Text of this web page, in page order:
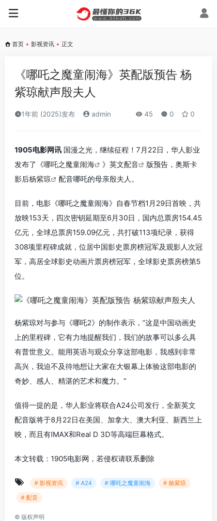
首页 • 影视资讯 • 正文
《哪吒之魔童闹海》英配版预告 杨
紫琼献声殷夫人
1年前 (2025)发布 admin 45 0 0
1905电影网讯 国漫之光，继续征程！7月22日，华人影业
发布了《哪吒之魔童闹海 》英文配音
版预告，奥斯卡
影后杨紫琼 配音哪吒的母亲殷夫人。
目前，电影《哪吒之魔童闹海》自春节档1月29日首映，共
放映153天，四次密钥延期至6月30日，国内总票房154.45
亿元，全球总票房159.09亿元，共打破113项纪录，获得
308项里程碑成就，位居中国影史票房榜冠军及观影人次冠
军，高居全球影史动画片票房榜冠军，全球影史票房榜第5
位。
杨紫琼对与参与《哪吒2》的制作表示，“这是中国动画史
上的里程碑，它有力地提醒我们，我们的故事可以多么具
有普世意义。能用英语与观众分享这部电影，我感到非常
高兴，我迫不及待地想让大家在大银幕上体验这部电影的
奇妙、感人、精湛的艺术和魔力。”
值得一提的是，华人影业将联合A24公司发行，全新英文
配音版将于8月22日在美国、加拿大、澳大利亚、新西兰上
映，而且有IMAX和Real D 3D等高端巨幕格式。
本文转载：1905电影网，若侵权请联系删除
# 影视资讯 # A24 # 哪吒之魔童闹海
# 杨紫琼
# 配音
© 版权声明